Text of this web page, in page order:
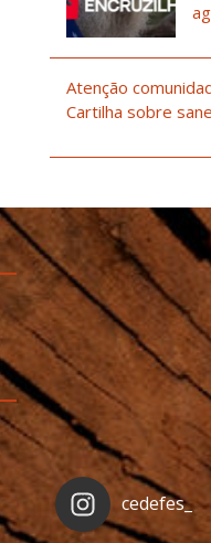
Atenção
Cartilha sobre
cedefes_